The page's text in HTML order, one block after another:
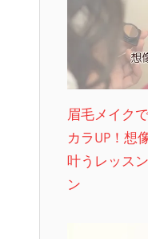
眉毛メイク
カラUP！想
叶うレッス
ン